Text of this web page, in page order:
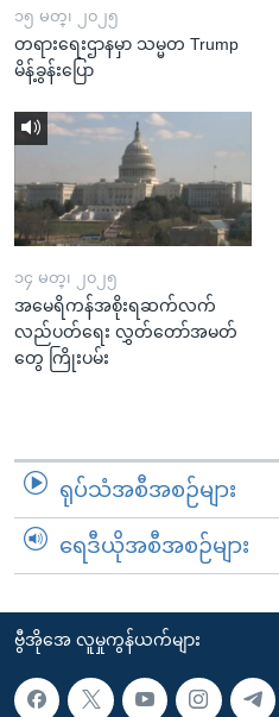
၁၅ မတ္၊ ၂၀၂၅
တရားရေးဌာနမှာ သမ္မတ Trump
မိန့်ခွန်းပြော
၁၄ မတ္၊ ၂၀၂၅
အမေရိကန်အစိုးရဆက်လက်
လည်ပတ်ရေး လွှတ်တော်အမတ်
တွေ ကြိုးပမ်း
ရုပ်သံအစီအစဉ်များ
ရေဒီယိုအစီအစဉ်များ
ဗွီအိုအေ လူမှုကွန်ယက်များ